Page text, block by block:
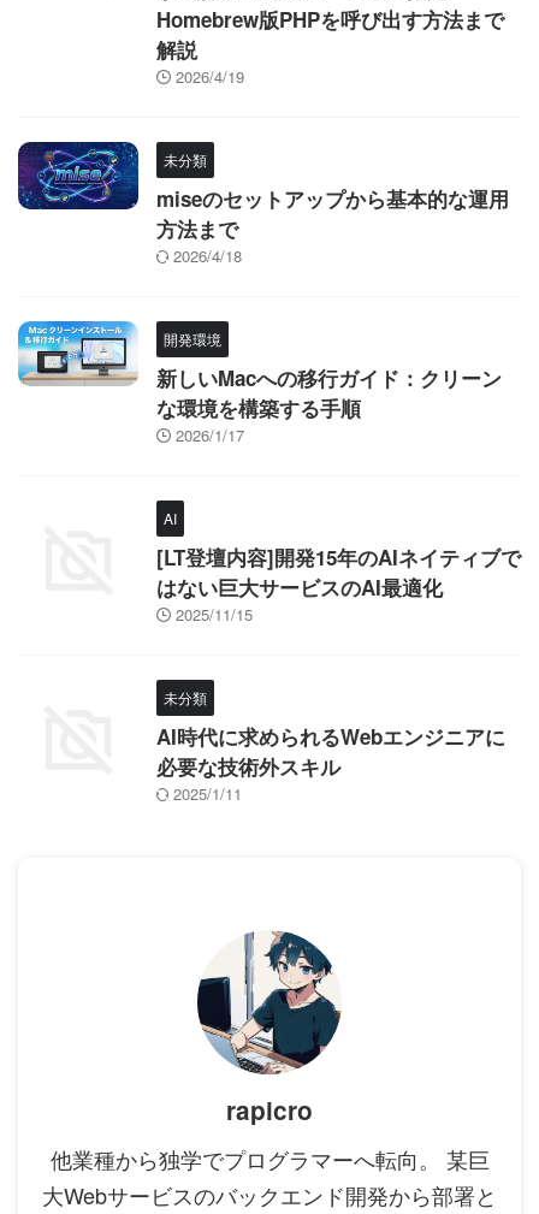
Homebrew版PHPを呼び出す方法まで
解説
2026/4/19
未分類
miseのセットアップから基本的な運用
方法まで
2026/4/18
開発環境
新しいMacへの移行ガイド：クリーン
な環境を構築する手順
2026/1/17
AI
[LT登壇内容]開発15年のAIネイティブで
はない巨大サービスのAI最適化
2025/11/15
未分類
AI時代に求められるWebエンジニアに
必要な技術外スキル
2025/1/11
rapicro
他業種から独学でプログラマーへ転向。 某巨
大Webサービスのバックエンド開発から部署と